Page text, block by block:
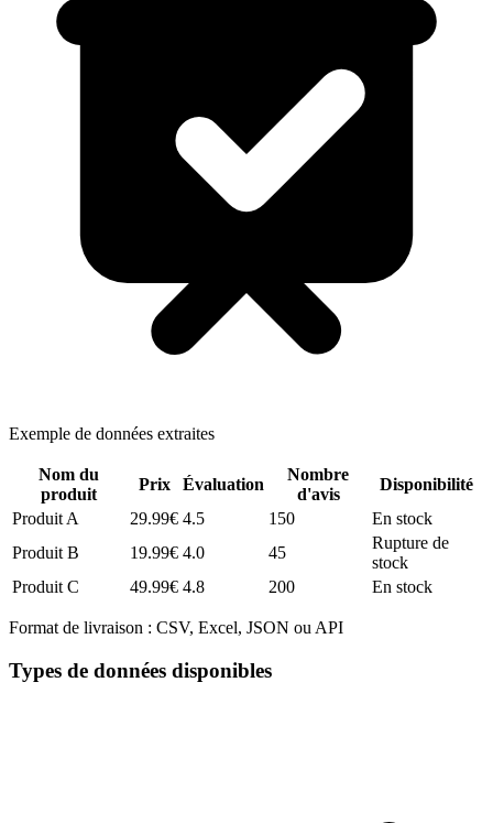
Exemple de données extraites
Nom du
produit
Prix Évaluation
Nombre
d'avis
Disponibilité
Produit A
29.99€ 4.5 150
En stock
Produit B
19.99€ 4.0 45
Rupture de
stock
Produit C
49.99€ 4.8 200 En stock
Format de livraison : CSV, Excel, JSON ou API
Types de données disponibles